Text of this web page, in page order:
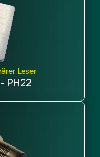
Leser
PH22